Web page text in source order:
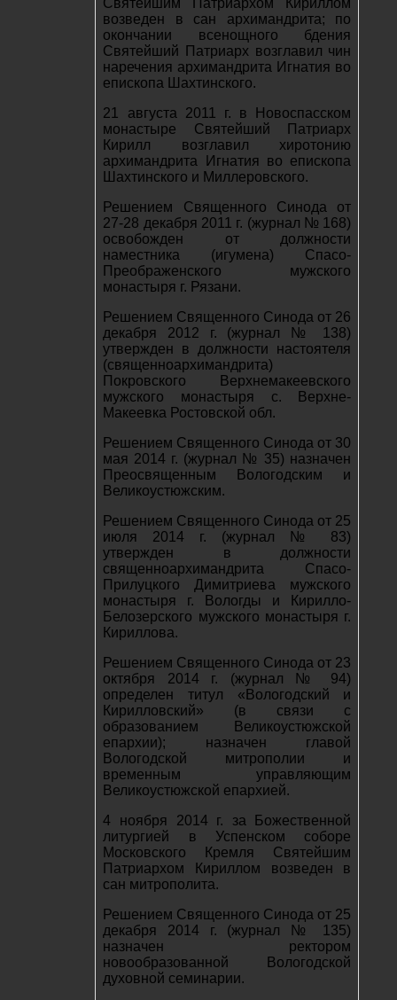
Святейшим Патриархом Кириллом
возведен в сан архимандрита; по
окончании всенощного бдения
Святейший Патриарх возглавил чин
наречения архимандрита Игнатия во
епископа Шахтинского.
21 августа 2011 г. в Новоспасском
монастыре Святейший Патриарх
Кирилл возглавил хиротонию
архимандрита Игнатия во епископа
Шахтинского и Миллеровского.
Решением Священного Синода от
27-28 декабря 2011 г. (журнал № 168)
освобожден от должности
наместника (игумена) Спасо-
Преображенского мужского
монастыря г. Рязани.
Решением Священного Синода от 26
декабря 2012 г. (журнал № 138)
утвержден в должности настоятеля
(священноархимандрита)
Покровского Верхнемакеевского
мужского монастыря с. Верхне-
Макеевка Ростовской обл.
Решением Священного Синода от 30
мая 2014 г. (журнал № 35) назначен
Преосвященным Вологодским и
Великоустюжским.
Решением Священного Синода от 25
июля 2014 г. (журнал № 83)
утвержден в должности
священноархимандрита Спасо-
Прилуцкого Димитриева мужского
монастыря г. Вологды и Кирилло-
Белозерского мужского монастыря г.
Кириллова.
Решением Священного Синода от 23
октября 2014 г. (журнал № 94)
определен титул «Вологодский и
Кирилловский» (в связи с
образованием Великоустюжской
епархии); назначен главой
Вологодской митрополии и
временным управляющим
Великоустюжской епархией.
4 ноября 2014 г. за Божественной
литургией в Успенском соборе
Московского Кремля Святейшим
Патриархом Кириллом возведен в
сан митрополита.
Решением Священного Синода от 25
декабря 2014 г. (журнал № 135)
назначен ректором
новообразованной Вологодской
духовной семинарии.